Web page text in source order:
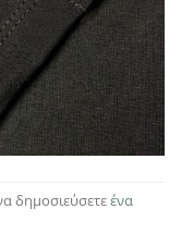
δημοσιεύσετεένα